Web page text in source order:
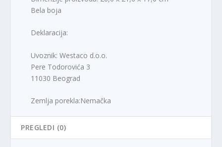
Bela boja
Deklaracija:
Uvoznik: Westaco d.o.o.
Pere Todorovića 3
11030 Beograd
Zemlja porekla:Nemačka
PREGLEDI (0)